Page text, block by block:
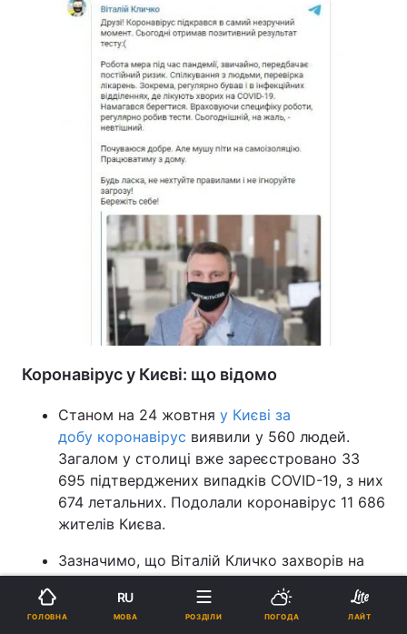
Коронавірус у Києві: що відомо
Станом на 24 жовтня у Києві за
добу коронавірус виявили у 560 людей.
Загалом у столиці вже зареєстровано 33
695 підтверджених випадків COVID-19, з них
674 летальних. Подолали коронавірус 11 686
жителів Києва.
Зазначимо, що Віталій Кличко захворів на
COVID-19 напередодні проведення місцевих
виборів, 25 жовтня. Як вберегтися від
вірусу і безпечно проголосувати на
ГОЛОВНА
RU
МОВА РОЗДІЛИ ПОГОДА ЛАЙТ